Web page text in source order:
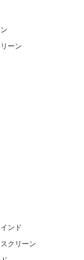
ーン
ンド
クリーン